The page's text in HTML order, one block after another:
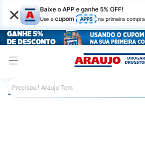
× Baixe o APP e ganhe 5% OFF!
Use o cupom APP5 na primeira compra
Araujo Mercado